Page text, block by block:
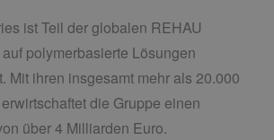
ist Teil der globalen REHAU
polymerbasierte Lösungen
Mit ihren insgesamt mehr als 20.000
die Gruppe einen
über 4 Milliarden Euro.